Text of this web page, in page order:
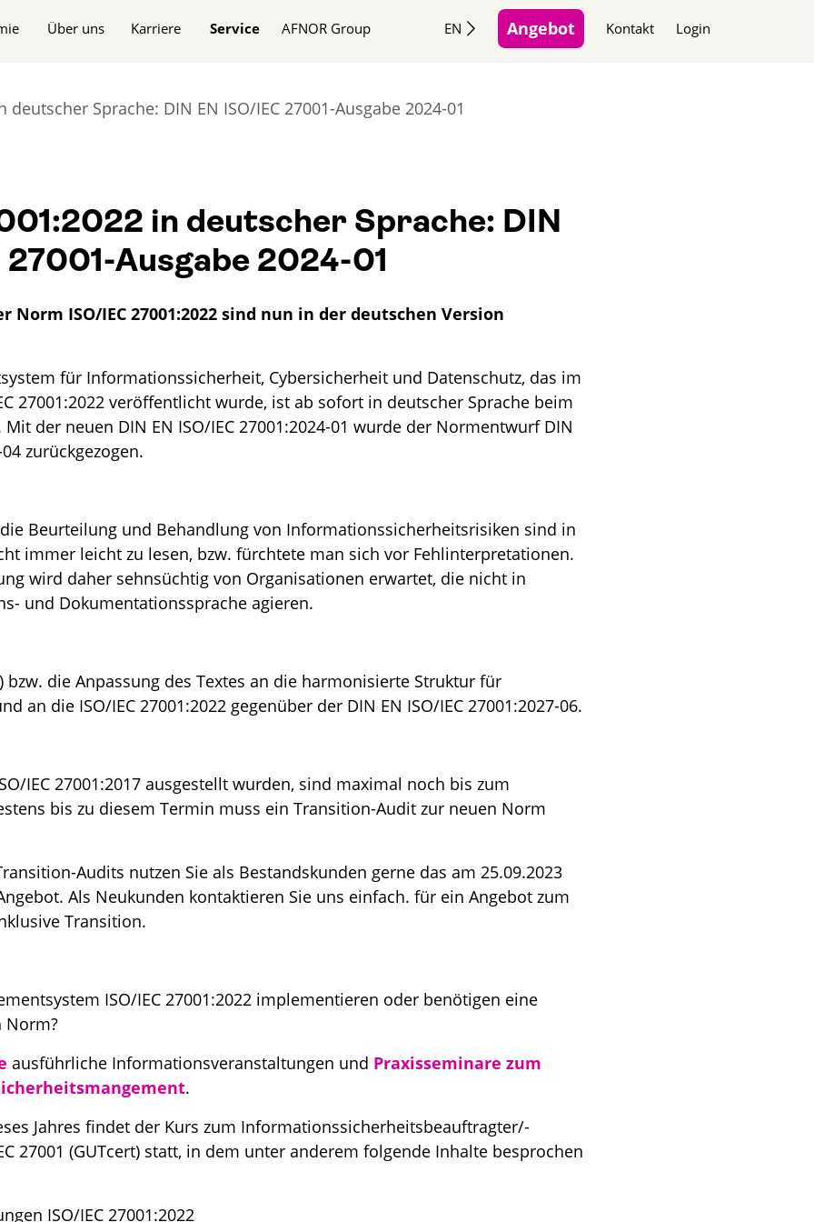
Über uns Karriere Service AFNOR Group EN Angebot Kontakt Login
deutscher Sprache: DIN EN ISO/IEC 27001-Ausgabe 2024-01
in deutscher Sprache: DIN
27001-Ausgabe 2024-01
Norm ISO/IEC 27001:2022 sind nun in der deutschen Version
für Informationssicherheit, Cybersicherheit und Datenschutz, das im
27001:2022 veröffentlicht wurde, ist ab sofort in deutscher Sprache beim
der neuen DIN EN ISO/IEC 27001:2024-01 wurde der Normentwurf DIN
zurückgezogen.
Beurteilung und Behandlung von Informationssicherheitsrisiken sind in
immer leicht zu lesen, bzw. fürchtete man sich vor Fehlinterpretationen.
wird daher sehnsüchtig von Organisationen erwartet, die nicht in
und Dokumentationssprache agieren.
bzw. die Anpassung des Textes an die harmonisierte Struktur für
an die ISO/IEC 27001:2022 gegenüber der DIN EN ISO/IEC 27001:2027-06.
IEC 27001:2017 ausgestellt wurden, sind maximal noch bis zum
bis zu diesem Termin muss ein Transition-Audit zur neuen Norm
Audits nutzen Sie als Bestandskunden gerne das am 25.09.2023
Als Neukunden kontaktieren Sie uns einfach. für ein Angebot zum
Transition.
ISO/IEC 27001:2022 implementieren oder benötigen eine
Norm?
ausführliche Informationsveranstaltungen und Praxisseminare zum
.
Jahres findet der Kurs zum Informationssicherheitsbeauftragter/-
27001 (GUTcert) statt, in dem unter anderem folgende Inhalte besprochen
ISO/IEC 27001:2022